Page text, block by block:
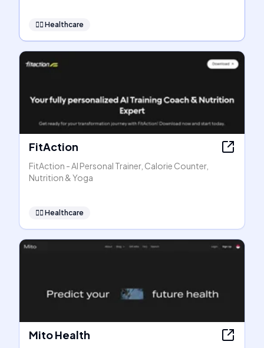
👩‍⚕️ Healthcare
FitAction
FitAction - AI Personal Trainer, Calorie Counter,
Nutrition & Yoga
👩‍⚕️ Healthcare
Mito Health